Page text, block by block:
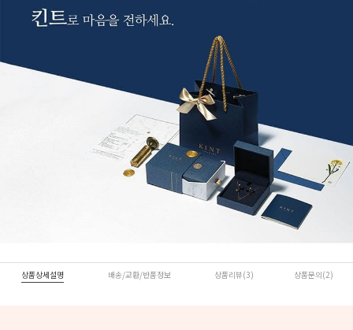
상품상세설명 배송/교환/반품정보 상품리뷰(3) 상품문의(2)